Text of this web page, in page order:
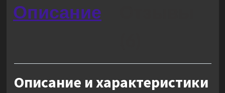
Описание
Описание и характеристики